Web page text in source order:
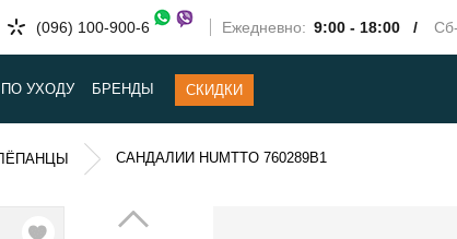
(096) 100-900-6 Ежедневно: 9:00 - 18:00 /
УХОДУ БРЕНДЫ СКИДКИ
САНДАЛИИ HUMTTO 760289B1